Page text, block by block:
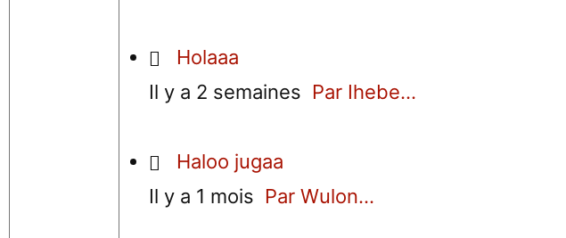
Holaaa
Il y a 2 semaines Par Ihebe...
Haloo jugaa
Il y a 1 mois Par Wulon...